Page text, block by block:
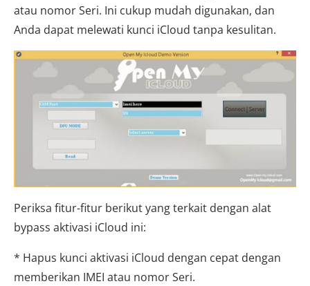
atau nomor Seri. Ini cukup mudah digunakan, dan
Anda dapat melewati kunci iCloud tanpa kesulitan.
Periksa fitur-fitur berikut yang terkait dengan alat
bypass aktivasi iCloud ini:
* Hapus kunci aktivasi iCloud dengan cepat dengan
memberikan IMEI atau nomor Seri.